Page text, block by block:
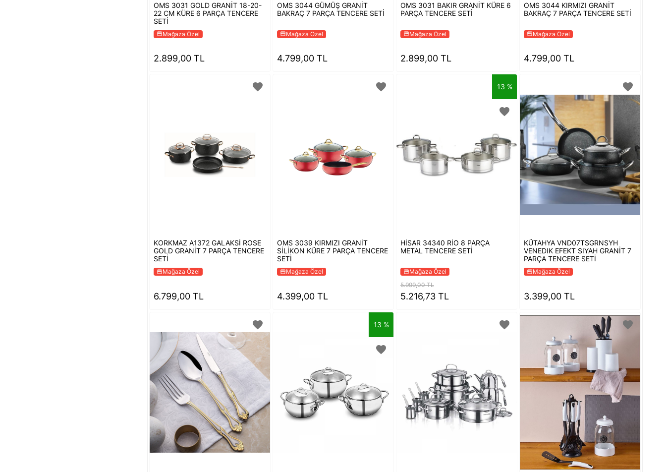
OMS 3031 GOLD GRANİT 18-20-
22 CM KÜRE 6 PARÇA TENCERE
SETİ
storefrontMağaza Özel
2.899,00 TL
OMS 3044 GÜMÜŞ GRANİT
BAKRAÇ 7 PARÇA TENCERE SETİ
storefrontMağaza Özel
4.799,00 TL
OMS 3031 BAKIR GRANİT KÜRE 6
PARÇA TENCERE SETİ
storefrontMağaza Özel
2.899,00 TL
OMS 3044 KIRMIZI GRANİT
BAKRAÇ 7 PARÇA TENCERE SETİ
storefrontMağaza Özel
4.799,00 TL
favorite
KORKMAZ A1372 GALAKSİ ROSE
GOLD GRANİT 7 PARÇA TENCERE
SETİ
storefrontMağaza Özel
6.799,00 TL
favorite
OMS 3039 KIRMIZI GRANİT
SİLİKON KÜRE 7 PARÇA TENCERE
SETİ
storefrontMağaza Özel
4.399,00 TL
13 %
favorite
HİSAR 34340 RİO 8 PARÇA
METAL TENCERE SETİ
storefrontMağaza Özel
5.999,00 TL
5.216,73 TL
favorite
KÜTAHYA VND07TSGRNSYH
VENEDIK EFEKT SIYAH GRANİT 7
PARÇA TENCERE SETİ
storefrontMağaza Özel
3.399,00 TL
favorite 13 %
favorite
favorite favorite